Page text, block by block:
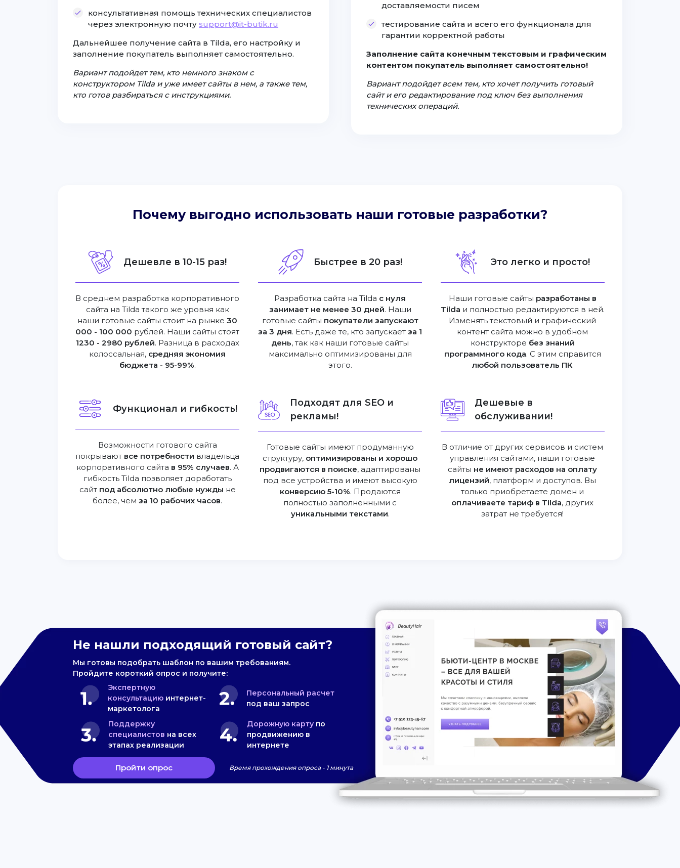
консультативная помощь технических специалистов
через электронную почту support@it-butik.ru
Дальнейшее получение сайта в Tilda, его настройку и
заполнение покупатель выполняет самостоятельно.
Вариант подойдет тем, кто немного знаком с
конструктором Tilda и уже имеет сайты в нем, а также тем,
кто готов разбираться с инструкциями.
доставляемости писем
тестирование сайта и всего его функционала для
гарантии корректной работы
Заполнение сайта конечным текстовым и графическим
контентом покупатель выполняет самостоятельно!
Вариант подойдет всем тем, кто хочет получить готовый
сайт и его редактирование под ключ без выполнения
технических операций.
Почему выгодно использовать наши готовые разработки?
Дешевле в 10-15 раз!
В среднем разработка корпоративного
сайта на Tilda такого же уровня как
наши готовые сайты стоит на рынке30
000 - 100 000 рублей. Наши сайты стоят
1230 - 2980 рублей. Разница в расходах
колоссальная, средняя экономия
бюджета - 95-99%.
Быстрее в 20 раз!
Разработка сайта на Tilda с нуля
занимает не менее 30 дней. Наши
готовые сайты покупатели запускают
за 3 дня. Есть даже те, кто запускает за 1
день, так как наши готовые сайты
максимально оптимизированы для
этого.
Это легко и просто!
Наши готовые сайты разработаны в
Tilda и полностью редактируются в ней.
Изменять текстовый и графический
контент сайта можно в удобном
конструкторе без знаний
программного кода. С этим справится
любой пользователь ПК.
Функционал и гибкость!
Возможности готового сайта
покрывают все потребности владельца
корпоративного сайта в 95% случаев. А
гибкость Tilda позволяет доработать
сайт под абсолютно любые нужды не
более, чемза 10 рабочих часов.
Подходят для SEO и
рекламы!
Готовые сайты имеют продуманную
структуру, оптимизированы и хорошо
продвигаются в поиске, адаптированы
под все устройства и имеют высокую
конверсию 5-10%. Продаются
полностью заполненными с
уникальными текстами.
Дешевые в
обслуживании!
В отличие от других сервисов и систем
управления сайтами, наши готовые
сайты не имеют расходов на оплату
лицензий, платформ и доступов. Вы
только приобретаете домен и
оплачиваете тариф в Tilda, других
затрат не требуется!
Не нашли подходящий готовый сайт?
Мы готовы подобрать шаблон по вашим требованиям.
Пройдите короткий опрос и получите:
Экспертную
консультацию интернет-
маркетолога
Персональный расчет
под ваш запрос
Поддержку
специалистов на всех
этапах реализации
Дорожную карту по
продвижению в
интернете
Пройти опрос Время прохождения опроса - 1 минута